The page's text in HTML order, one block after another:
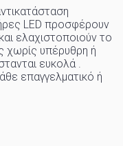
LED προσφέρουν
ελαχιστοποιούν το
χωρίς υπέρυθρη ή
ευκολά .
επαγγελματικό ή